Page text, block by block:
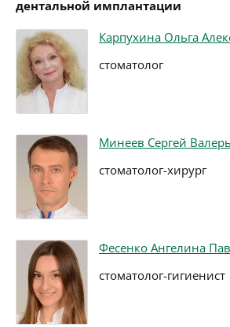
дентальной имплантации
Карпухина Ольга
стоматолог
Минеев Сергей
стоматолог-хирург
Фесенко Ангелина
стоматолог-гигиенист